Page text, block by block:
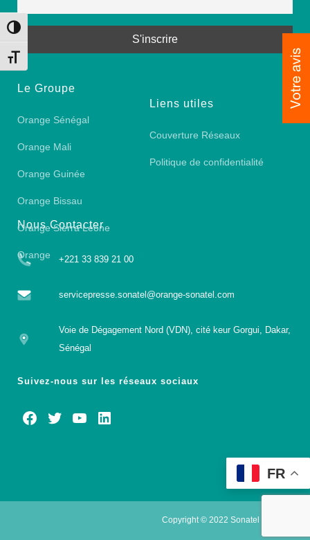
Toggle High Contrast
Toggle Font size
Le Groupe
Orange Sénégal
Orange Mali
Orange Guinée
Orange Bissau
Orange Sierra Leone
Orange
Liens utiles
Couverture Réseaux
Politique de confidentialité
Nous Contacter
+221 33 839 21 00
servicepresse.sonatel@orange-sonatel.com
Voie de Dégagement Nord (VDN), cité keur Gorgui, Dakar,
Sénégal
Suivez-nous sur les réseaux sociaux
Copyright © 2022 Sonatel
FR